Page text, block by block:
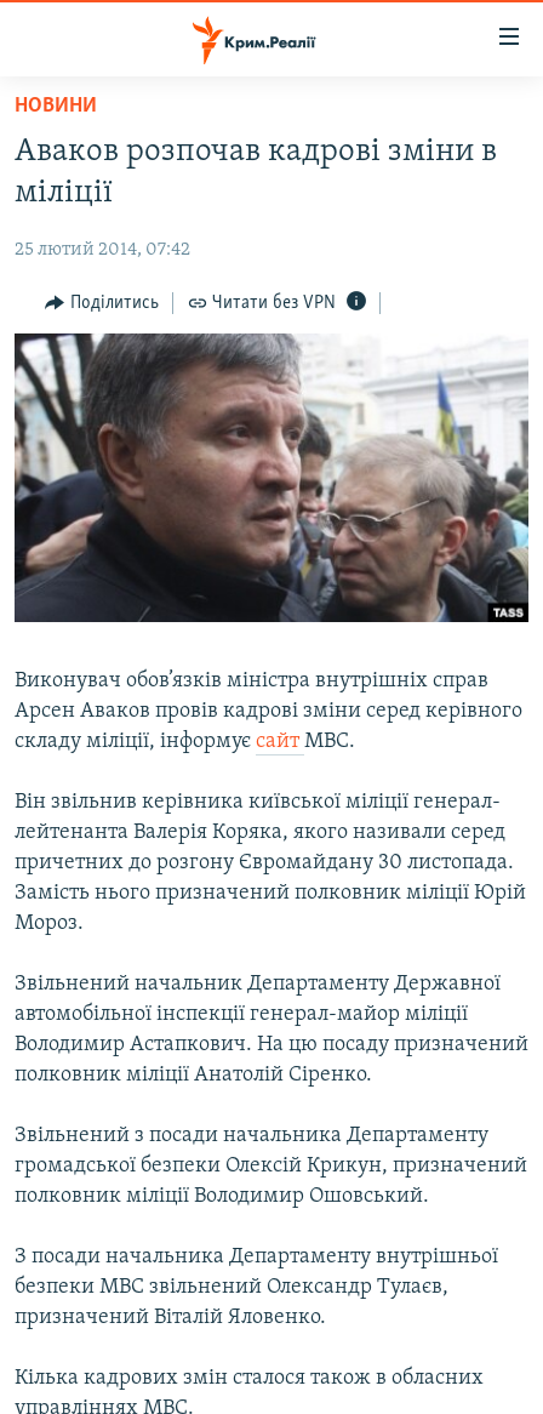
Перейти
основного
матеріалу
до
навігації
Перейти
до
пошуку
ВОДА.КРИМ
ПОЛІТИКА
БЛОГИ
ПОГЛЯД
ІНТЕРВ'Ю
ВСЕ ЗА ДЕНЬ
СПЕЦПРОЕКТИ
ДЕПОРТАЦІЯ
ВІДЕОУРОКИ «ELIFBE»
СВІДЧЕННЯ ОКУПАЦІЇ
ІНФОГРАФІКА
ЯК ОБІЙТИ БЛОКУВАННЯ
Русский
Qırımtatar
ДОЛУЧАЙСЯ!
Усі сайти RFE/RL
НОВИНИ
Аваков розпочав кадрові зміни в
міліції
25 лютий 2014, 07:42
Поділитись Читати без VPN
Виконувач обов’язків міністра внутрішніх справ
Арсен Аваков провів кадрові зміни серед керівного
складу міліції, інформує сайтМВС.
Він звільнив керівника київської міліції генерал-
лейтенанта Валерія Коряка, якого називали серед
причетних до розгону Євромайдану 30 листопада.
Замість нього призначений полковник міліції Юрій
Мороз.
Звільнений начальник Департаменту Державної
автомобільної інспекції генерал-майор міліції
Володимир Астапкович. На цю посаду призначений
полковник міліції Анатолій Сіренко.
Звільнений з посади начальника Департаменту
громадської безпеки Олексій Крикун, призначений
полковник міліції Володимир Ошовський.
З посади начальника Департаменту внутрішньої
безпеки МВС звільнений Олександр Тулаєв,
призначений Віталій Яловенко.
Кілька кадрових змін сталося також в обласних
управліннях МВС.